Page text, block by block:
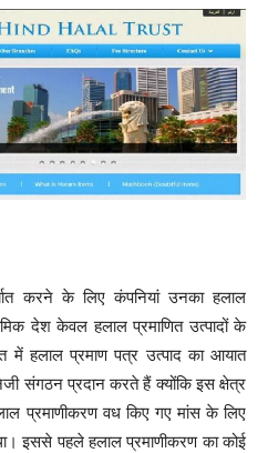
करने के लिए कंपनियां उनका हलाल
देश केवल हलाल प्रमाणित उत्पादों के
में हलाल प्रमाण पत्र उत्पाद का आयात
संगठन प्रदान करते हैं क्योंकि इस क्षेत्र
प्रमाणीकरण वध किए गए मांस के लिए
इससे पहले हलाल प्रमाणीकरण का कोई